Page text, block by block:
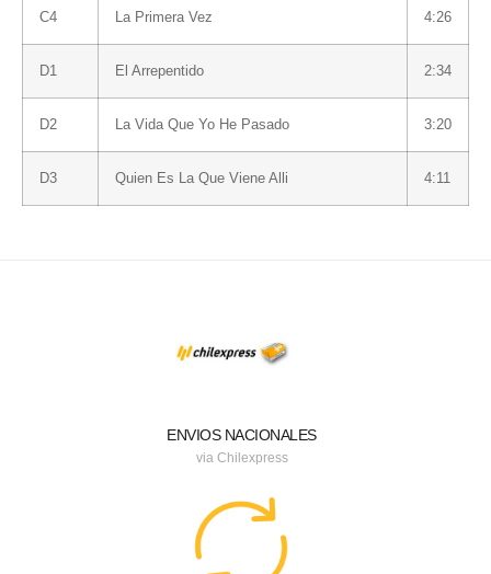
C4 La Primera Vez 4:26
D1 El Arrepentido 2:34
D2 La Vida Que Yo He Pasado 3:20
D3 Quien Es La Que Viene Alli 4:11
ENVIOS NACIONALES
via Chilexpress